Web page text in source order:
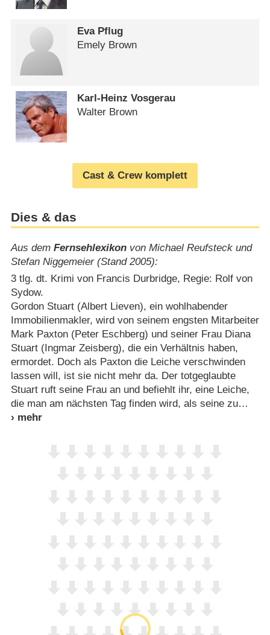
Eva Pflug
Emely Brown
Karl-Heinz Vosgerau
Walter Brown
Cast & Crew komplett
Dies & das
Aus dem Fernsehlexikonvon Michael Reufsteck und
Stefan Niggemeier (Stand 2005):
3 tlg. dt. Krimi von Francis Durbridge, Regie: Rolf von
Sydow.
Gordon Stuart (Albert Lieven), ein wohlhabender
Immobilienmakler, wird von seinem engsten Mitarbeiter
Mark Paxton (Peter Eschberg) und seiner Frau Diana
Stuart (Ingmar Zeisberg), die ein Verhältnis haben,
ermordet. Doch als Paxton die Leiche verschwinden
lassen will, ist sie nicht mehr da. Der totgeglaubte
Stuart ruft seine Frau an und befiehlt ihr, eine Leiche,
die man am nächsten Tag finden wird, als seine zu